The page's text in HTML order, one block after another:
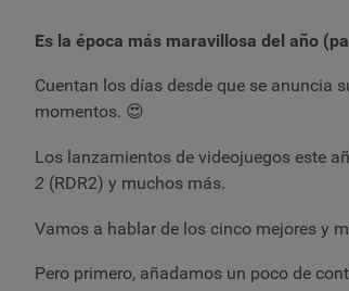
Es la época más maravillosa del año
Cuentan los días desde que se anuncia
momentos. 😍
Los lanzamientos de videojuegos este
2 (RDR2) y muchos más.
Vamos a hablar de los cinco mejores y
Pero primero, añadamos un poco de